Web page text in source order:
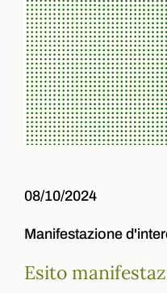
08/10/2024
Manifestazione
Esito